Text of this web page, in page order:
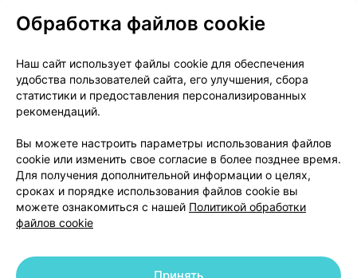
О проекте
Новости проекта
Размещение рекламы
Медицинский маркетинг
Публичный договор
Доставка
Способы оплаты
Вакансии
Партнеры
Написать руководителю 103.by
Написать в поддержку
Персональные настройки Cookie
Обработка файлов cookie
Наш сайт использует файлы cookie для обеспечения
удобства пользователей сайта, его улучшения, сбора
статистики и предоставления персонализированных
рекомендаций.
Вы можете настроить параметры использования файлов
cookie или изменить свое согласие в более позднее время.
Для получения дополнительной информации о целях,
сроках и порядке использования файлов cookie вы
можете ознакомиться с нашей Политикой обработки
файлов cookie